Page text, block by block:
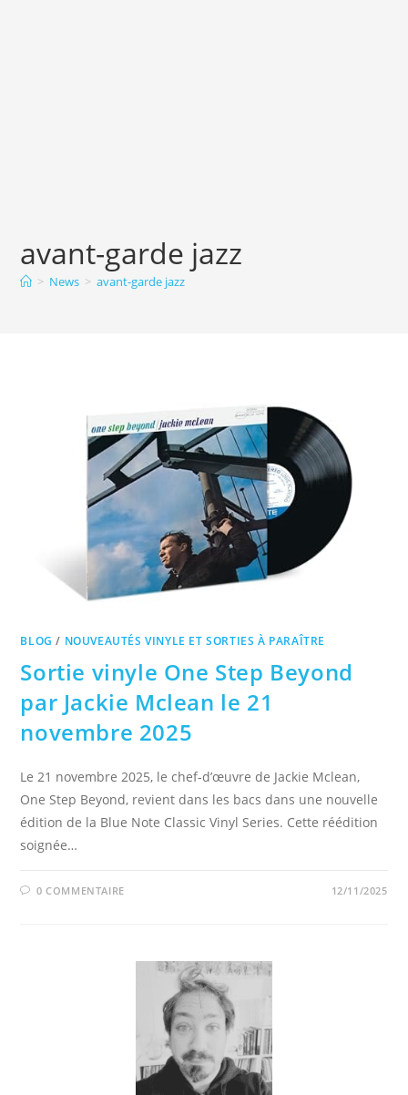
avant-garde jazz
> News > avant-garde jazz
BLOG / NOUVEAUTÉS VINYLE ET SORTIES À PARAÎTRE
Sortie vinyle One Step Beyond
par Jackie Mclean le 21
novembre 2025
Le 21 novembre 2025, le chef-d’œuvre de Jackie Mclean,
One Step Beyond, revient dans les bacs dans une nouvelle
édition de la Blue Note Classic Vinyl Series. Cette réédition
soignée…
0 COMMENTAIRE 12/11/2025